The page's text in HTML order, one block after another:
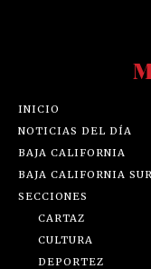
INICIO
NOTICIAS DEL DÍA
BAJA CALIFORNIA
BAJA CALIFORNIA SUR
SECCIONES
CARTAZ
CULTURA
DEPORTEZ